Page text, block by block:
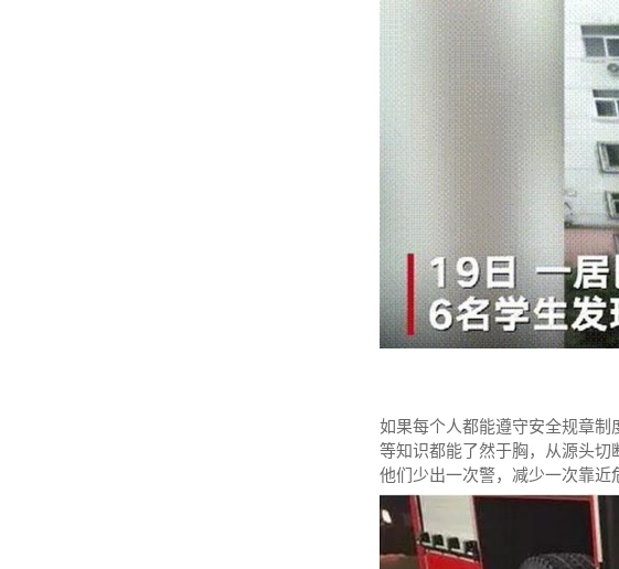
如果每个人都能遵守安全规章
等知识都能了然于胸，从源头
他们少出一次警，减少一次靠近